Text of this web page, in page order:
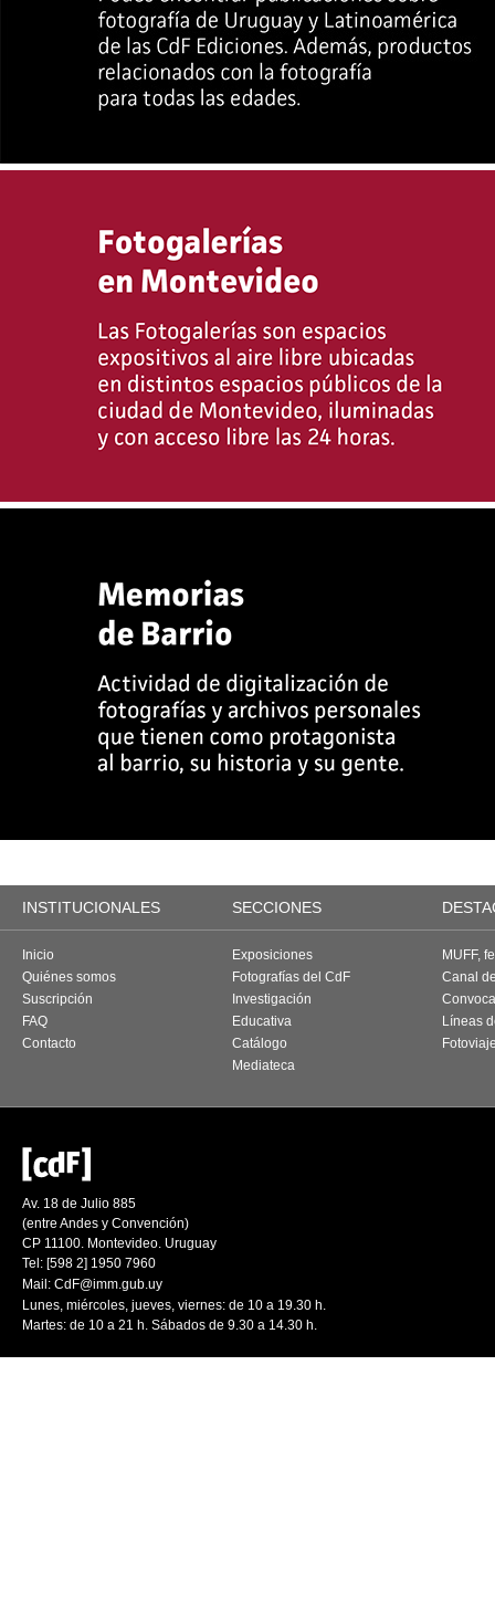
INSTITUCIONALES SECCIONES
Inicio
Quiénes somos
Suscripción
FAQ
Contacto
Exposiciones
Fotografías del CdF
Investigación
Educativa
Catálogo
Mediateca
MUFF,
Canal
Líneas
Av. 18 de Julio 885
(entre Andes y Convención)
CP 11100. Montevideo. Uruguay
Tel: [598 2] 1950 7960
Mail: CdF@imm.gub.uy
Lunes, miércoles, jueves, viernes: de 10 a 19.30 h.
Martes: de 10 a 21 h. Sábados de 9.30 a 14.30 h.